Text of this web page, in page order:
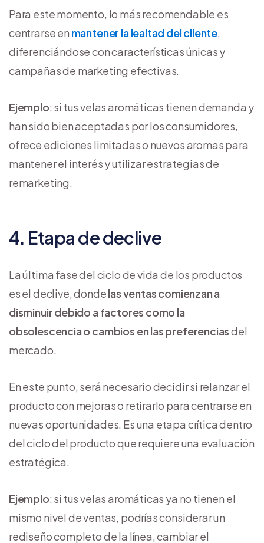
Para este momento, lo más recomendable es
centrarse en mantener la lealtad del cliente,
diferenciándose con características únicas y
campañas de marketing efectivas.
Ejemplo: si tus velas aromáticas tienen demanda y
han sido bien aceptadas por los consumidores,
ofrece ediciones limitadas o nuevos aromas para
mantener el interés y utilizar estrategias de
remarketing.
4. Etapa de declive
La última fase del ciclo de vida de los productos
es el declive, dondelas ventas comienzan a
disminuir debido a factores como la
obsolescencia o cambios en las preferenciasdel
mercado.
En este punto, será necesario decidir si relanzar el
producto con mejoras o retirarlo para centrarse en
nuevas oportunidades. Es una etapa crítica dentro
del ciclo del producto que requiere una evaluación
estratégica.
Ejemplo: si tus velas aromáticas ya no tienen el
mismo nivel de ventas, podrías considerar un
rediseño completo de la línea, cambiar el